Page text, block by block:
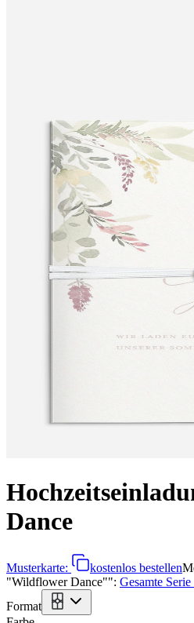
Dance
Musterkarte: kostenlos bestellen
"Wildflower Dance"": Gesamte Serie
Format